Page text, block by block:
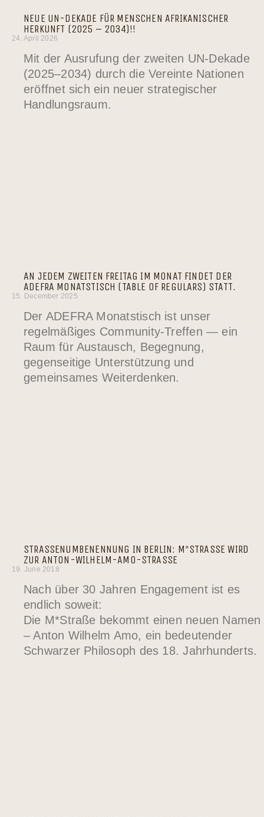
NEUE UN-DEKADE FÜR MENSCHEN AFRIKANISCHER
HERKUNFT (2025 – 2034)!!
24. April 2026
Mit der Ausrufung der zweiten UN-Dekade
(2025–2034) durch die Vereinte Nationen
eröffnet sich ein neuer strategischer
Handlungsraum.
AN JEDEM ZWEITEN FREITAG IM MONAT FINDET DER
ADEFRA MONATSTISCH (TABLE OF REGULARS) STATT.
15. December 2025
Der ADEFRA Monatstisch ist unser
regelmäßiges Community-Treffen — ein
Raum für Austausch, Begegnung,
gegenseitige Unterstützung und
gemeinsames Weiterdenken.
STRASSENUMBENENNUNG IN BERLIN: M*STRASSE WIRD ZU
R ANTON-WILHELM-AMO-STRASSE
19. June 2018
Nach über 30 Jahren Engagement ist es
endlich soweit:
Die M*Straße bekommt einen neuen Namen
– Anton Wilhelm Amo, ein bedeutender
Schwarzer Philosoph des 18. Jahrhunderts.